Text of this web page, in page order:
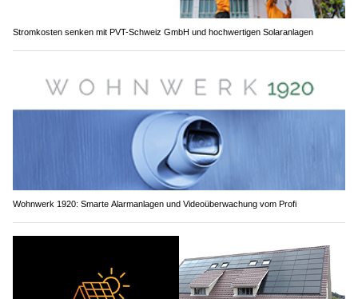
Stromkosten senken mit PVT-Schweiz GmbH und hochwertigen Solaranlagen
Wohnwerk 1920: Smarte Alarmanlagen und Videoüberwachung vom Profi